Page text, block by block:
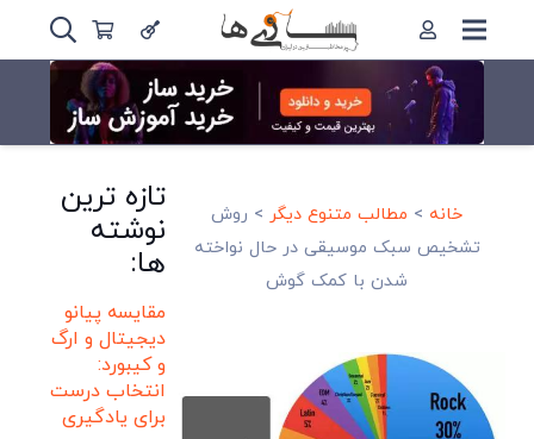
خانه > مطالب متنوع دیگر> روش
تشخیص سبک موسیقی در حال نواخته
شدن با کمک گوش
تازه ترین
نوشته
ها:
مقایسه پیانو
دیجیتال و ارگ
و کیبورد:
انتخاب درست
برای یادگیری